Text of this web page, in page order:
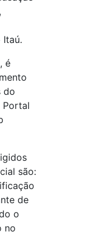
é
do
Portal
são:
de
o
no